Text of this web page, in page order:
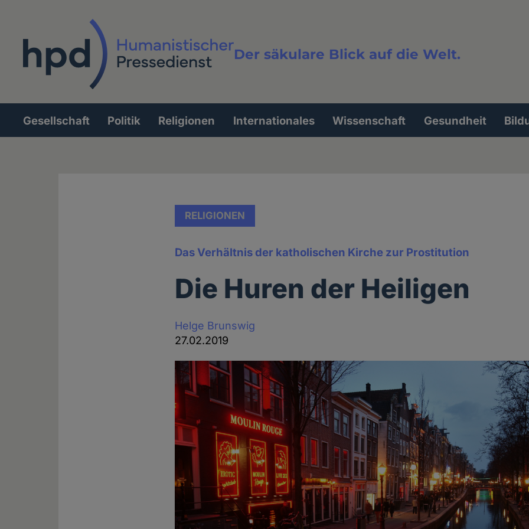
Der säkulare Blick auf die Welt.
Volltextsuche
Hauptnavigation
Gesellschaft Politik Religionen Internationales Wissenschaft Gesundheit
RELIGIONEN
Das Verhältnis der katholischen Kirche zur Prostitution
Die Huren der Heiligen
Helge Brunswig
27.02.2019